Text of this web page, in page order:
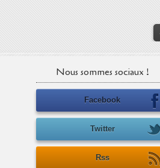
Nous sommes sociaux !
Facebook
Twitter
Rss